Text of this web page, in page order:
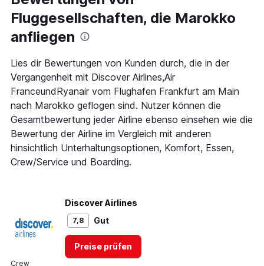
Zeiten
sind
Abflugzeiten..
Range:
categories.
The
chart
has
1
Y
axis
displaying
values.
Range:
Fluggesellschaften, die Marokko
anfliegen
Lies dir Bewertungen von Kunden durch, die in der
Vergangenheit mit Discover Airlines,Air
FranceundRyanair vom Flughafen Frankfurt am Main
nach Marokko geflogen sind. Nutzer können die
Gesamtbewertung jeder Airline ebenso einsehen wie die
Bewertung der Airline im Vergleich mit anderen
hinsichtlich Unterhaltungsoptionen, Komfort, Essen,
Crew/Service und Boarding.
Discover Airlines
7,8 Gut
Preise prüfen
Crew